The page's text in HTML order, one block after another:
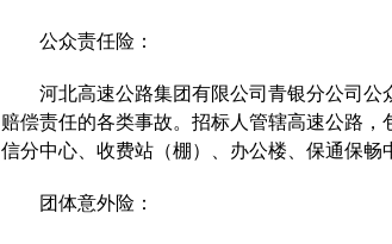
公众责任险：
河北高速公路集团有限公司青银分公司
赔偿责任的各类事故。招标人管辖高速公路
信分中心、收费站（棚）、办公楼、保通保畅
团体意外险：